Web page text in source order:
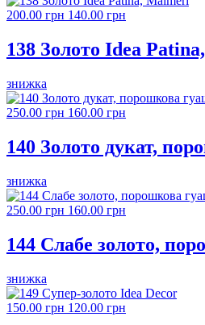
200.00 грн 140.00 грн
138 Золото Idea
знижка
250.00 грн 160.00 грн
140 Золото дукат,
знижка
250.00 грн 160.00 грн
144 Слабе золото,
знижка
150.00 грн 120.00 грн